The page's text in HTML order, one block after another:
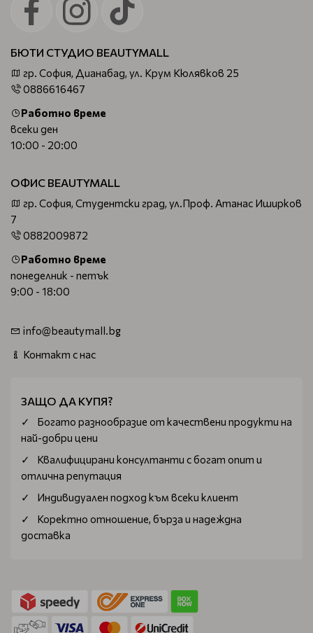
БЮТИ СТУДИО BEAUTYMALL
гр. София, Дианабад, ул. Крум Кюлявков 25
0886616467
Работно време
всеки ден
10:00 - 20:00
ОФИС BEAUTYMALL
гр. София, Студентски град, ул.Проф. Атанас Иширков
7
0882009872
Работно време
понеделник - петък
9:00 - 18:00
info@beautymall.bg
Контакт с нас
ЗАЩО ДА КУПЯ?
Богатo разнообразие от качествени продукти на
най-добри цени
Квалифицирани консултанти с богат опит и
отлична репутация
Индивидуален подход към всеки клиент
Коректно отношение, бърза и надеждна
доставка